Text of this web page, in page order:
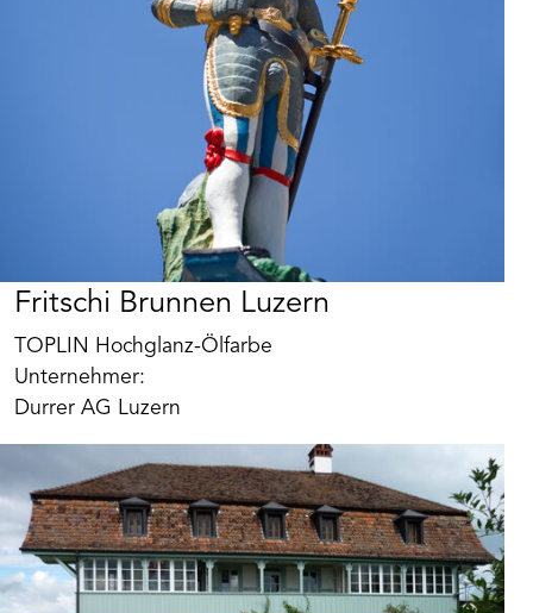
Fritschi Brunnen Luzern
TOPLIN Hochglanz-Ölfarbe
Unternehmer:
Durrer AG Luzern